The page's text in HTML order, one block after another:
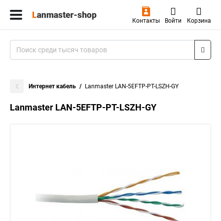
Контакты Войти Корзина
Интернет кабель Lanmaster LAN-5EFTP-PT-LSZH-GY
Lanmaster LAN-5EFTP-PT-LSZH-GY